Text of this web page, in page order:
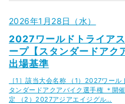
2026年1月28日（水）
2027ワールドトライア
ープ【スタンダードア
出場基準
［1］該当大会名称 （1）2027ワー
タンダードアクアバイク選手権 ＊開
定 （2）2027アジアエイジグル…